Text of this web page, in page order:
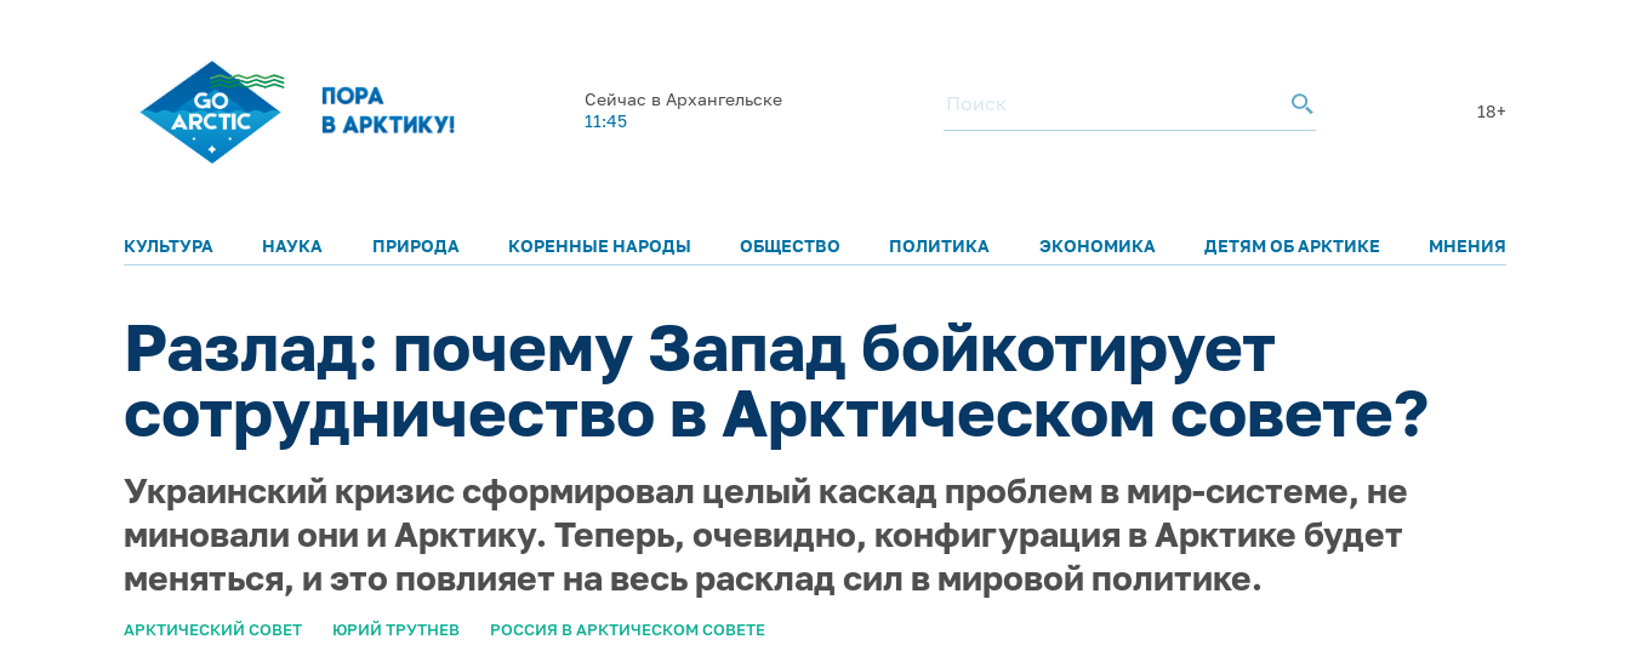
Сейчас в Архангельске
11:45
18+
КУЛЬТУРА НАУКА ПРИРОДА КОРЕННЫЕ НАРОДЫ ОБЩЕСТВО ПОЛИТИКА ЭКОНОМИКА ДЕТЯМ ОБ АРКТИКЕ МНЕНИЯ
Разлад: почему Запад бойкотирует
сотрудничество в Арктическом совете?
Украинский кризис сформировал целый каскад проблем в мир-системе, не
миновали они и Арктику. Теперь, очевидно, конфигурация в Арктике будет
меняться, и это повлияет на весь расклад сил в мировой политике.
АРКТИЧЕСКИЙ СОВЕТ ЮРИЙ ТРУТНЕВ РОССИЯ В АРКТИЧЕСКОМ СОВЕТЕ